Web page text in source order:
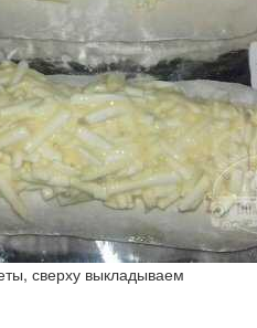
сверху выкладываем